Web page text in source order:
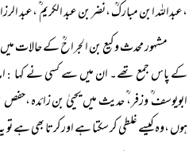
،عبداللہ ابن مبارکؒ ،نضر بن عبد الکریم ؒ ،عبد
مشہور محدث وکیع بن الجراحؒ کے حالات میں،
کے پاس جمع تھے۔ ان میں سے کسی نے کہا :
ابویوسف ؒ وزفر، ؒ حدیث میں یحییٰ بن زائدہ
ہوں ،وہ کیسے غلطی کر سکتا ہے اورکرتا بھی ہے